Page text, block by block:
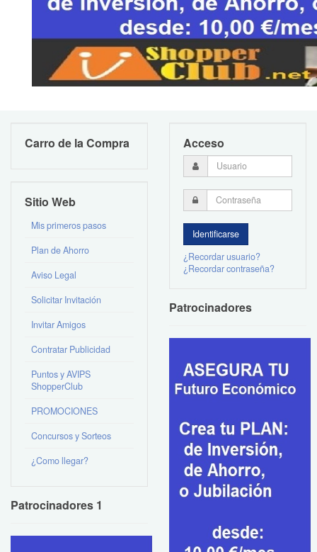
Carro de la Compra
Sitio Web
Mis primeros pasos
Plan de Ahorro
Aviso Legal
Solicitar Invitación
Invitar Amigos
Contratar Publicidad
Puntos y AVIPS
ShopperClub
PROMOCIONES
Concursos y Sorteos
¿Como llegar?
Patrocinadores 1
Acceso
¿Recordar usuario?
¿Recordar contraseña?
Patrocinadores